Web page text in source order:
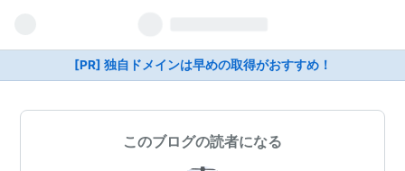
[PR] 独自ドメインは早めの取得がおすすめ！
このブログの読者になる